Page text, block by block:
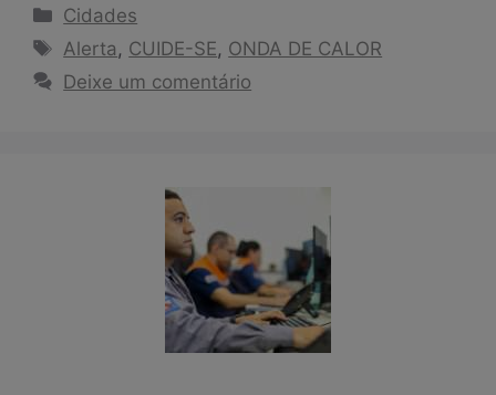
Categorias
Cidades
Tags
Alerta , CUIDE-SE, ONDA DE CALOR
Deixe um comentário